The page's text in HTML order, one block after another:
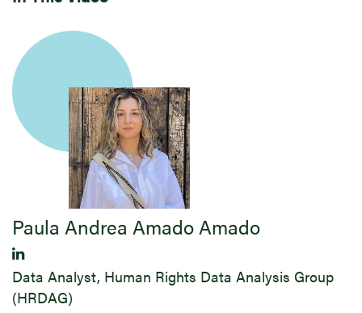
Paula Andrea Amado Amado
Data Analyst, Human Rights Data Analysis Group
(HRDAG)